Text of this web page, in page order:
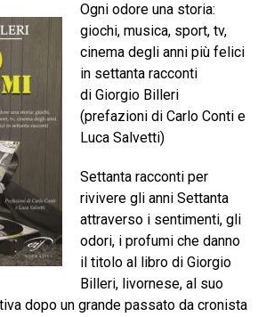
Ogni odore una storia:
giochi, musica, sport, tv,
cinema degli anni più felici
in settanta racconti
di Giorgio Billeri
(prefazioni di Carlo Conti e
Luca Salvetti)
Settanta racconti per
rivivere gli anni Settanta
attraverso i sentimenti, gli
odori, i profumi che danno
il titolo al libro di Giorgio
Billeri, livornese, al suo
dopo un grande passato da cronista